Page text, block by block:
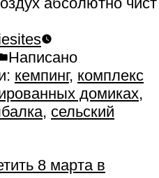
Написано
кемпинг, комплекс
домиках,
, сельский
8 марта в